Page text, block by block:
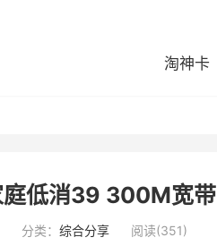
淘神卡
庭低消39 300M宽带
分类： 综合分享 阅读(351)